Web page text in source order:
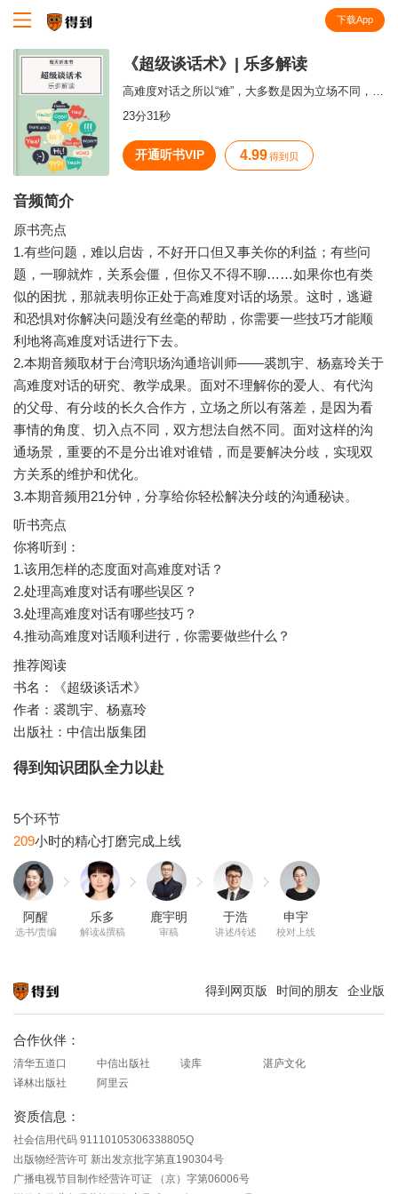
下载App
《超级谈话术》| 乐多解读
高难度对话之所以“难”，大多数是因为立场不同，而不是人的问题。
23分31秒
开通听书VIP 4.99 得到贝
音频简介
原书亮点
1.有些问题，难以启齿，不好开口但又事关你的利益；有些问
题，一聊就炸，关系会僵，但你又不得不聊……如果你也有类
似的困扰，那就表明你正处于高难度对话的场景。这时，逃避
和恐惧对你解决问题没有丝毫的帮助，你需要一些技巧才能顺
利地将高难度对话进行下去。
2.本期音频取材于台湾职场沟通培训师——裘凯宇、杨嘉玲关于
高难度对话的研究、教学成果。面对不理解你的爱人、有代沟
的父母、有分歧的长久合作方，立场之所以有落差，是因为看
事情的角度、切入点不同，双方想法自然不同。面对这样的沟
通场景，重要的不是分出谁对谁错，而是要解决分歧，实现双
方关系的维护和优化。
听书亮点
你将听到：
1.该用怎样的态度面对高难度对话？
2.处理高难度对话有哪些误区？
3.处理高难度对话有哪些技巧？
推荐阅读
书名：《超级谈话术》
作者：裘凯宇、杨嘉玲
出版社：中信出版集团
得到知识团队全力以赴
209
阿醒
选书/责编
乐多
解读&撰稿
鹿宇明
审稿
于浩
讲述/转述
申宇
校对上线
得到网页版 时间的朋友 企业版
合作伙伴：
清华五道口 中信出版社 读库
湛庐文化
译林出版社
阿里云
资质信息：
社会信用代码 91110105306338805Q
出版物经营许可 新出发京批字第直190304号
广播电视节目制作经营许可证 （京）字第06006号